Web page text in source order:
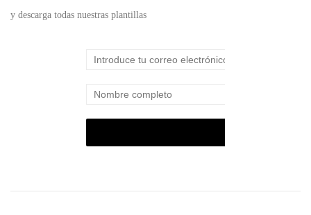
y descarga todas nuestras plantillas